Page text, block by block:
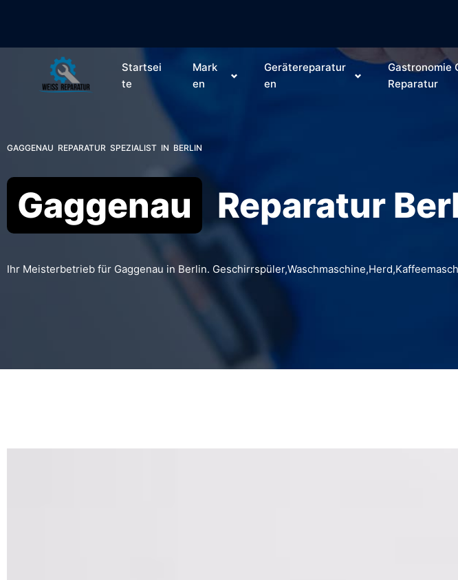
Startsei
te
Mark
en
Gerätereparatur
en
Gastronomie
Reparatur
GAGGENAU REPARATUR SPEZIALIST IN BERLIN
Gaggenau Reparatur
Ihr Meisterbetrieb für Gaggenau in Berlin.